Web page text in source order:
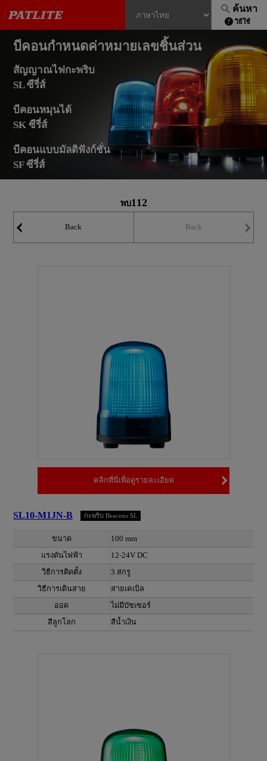
ค้นหา
วิธีใช้
บีคอนกำหนดค่าหมายเลขชิ้นส่วน
สัญญาณไฟกะพริบ
SL ซีรี่ส์
บีคอนหมุนได้
SK ซีรี่ส์
บีคอนแบบมัลติฟังก์ชั่น
SF ซีรี่ส์
พบ112
Back Back
คลิกที่นี่เพื่อดูรายละเอียด
SL10-M1JN-B กะพริบ Beacons SL
ขนาด
100 mm
แรงดันไฟฟ้า
12-24V DC
วิธีการติดตั้ง
3 สกรู
วิธีการเดินสาย
สายเคเบิล
ออด
ไม่มีบัซเซอร์
สีลูกโลก
สีน้ำเงิน